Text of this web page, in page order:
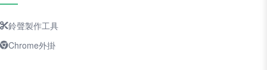
鈴聲製作工具
Chrome外掛